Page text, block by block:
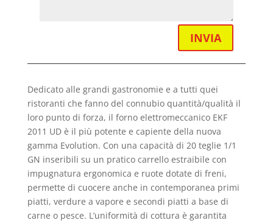
INVIA
Dedicato alle grandi gastronomie e a tutti quei
ristoranti che fanno del connubio quantità/qualità il
loro punto di forza, il forno elettromeccanico EKF
2011 UD è il più potente e capiente della nuova
gamma Evolution. Con una capacità di 20 teglie 1/1
GN inseribili su un pratico carrello estraibile con
impugnatura ergonomica e ruote dotate di freni,
permette di cuocere anche in contemporanea primi
piatti, verdure a vapore e secondi piatti a base di
carne o pesce. L’uniformità di cottura è garantita